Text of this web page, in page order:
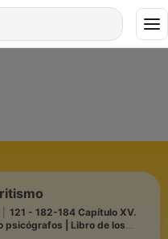
121 - 182-184 Capítulo XV.
psicógrafos | Libro de los